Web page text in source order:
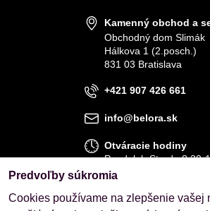
Kamenný obchod a
Obchodný dom Slimák
Hálkova 1 (2.posch.)
831 03 Bratislava
+421 907 426 661
info@belora.sk
Otváracie hodiny
Pondelok-Streda 8.30-
Štvrtok-Piatok 8.30-
OBJEDNÁVKY
Predvoľby súkromia
Cookies používame na zlepšenie vašej